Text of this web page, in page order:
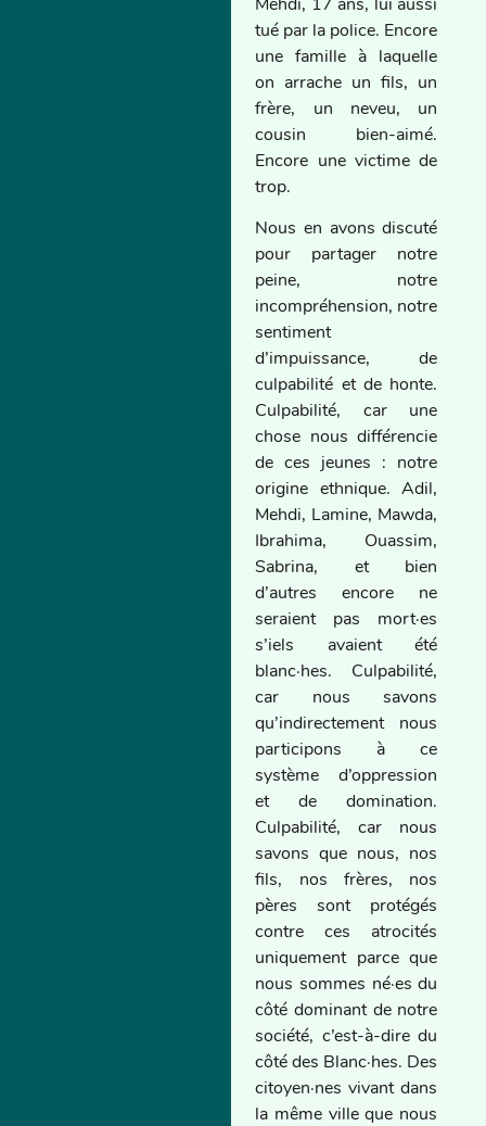
Mehdi, 17 ans, lui aussi
tué par la police. Encore
une famille à laquelle
on arrache un fils, un
frère, un neveu, un
cousin bien-aimé.
Encore une victime de
trop.
Nous en avons discuté
pour partager notre
peine, notre
incompréhension, notre
sentiment
d’impuissance, de
culpabilité et de honte.
Culpabilité, car une
chose nous différencie
de ces jeunes : notre
origine ethnique. Adil,
Mehdi, Lamine, Mawda,
Ibrahima, Ouassim,
Sabrina, et bien
d’autres encore ne
seraient pas mort·es
s’iels avaient été
blanc·hes. Culpabilité,
car nous savons
qu’indirectement nous
participons à ce
système d’oppression
et de domination.
Culpabilité, car nous
savons que nous, nos
fils, nos frères, nos
pères sont protégés
contre ces atrocités
uniquement parce que
nous sommes né·es du
côté dominant de notre
société, c’est-à-dire du
côté des Blanc·hes. Des
citoyen·nes vivant dans
la même ville que nous